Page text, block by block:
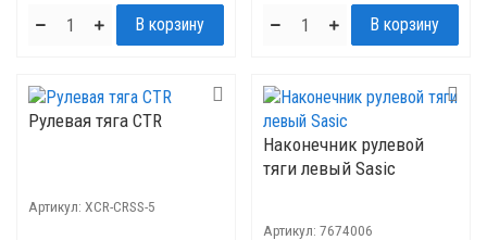
Рулевая тяга CTR
Артикул: XCR-CRSS-5
Наконечник рулевой
тяги левый Sasic
Артикул: 7674006